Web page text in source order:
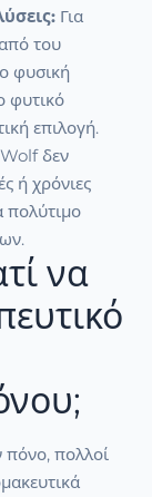
Για
του
φυσική
φυτικό
επιλογή.
δεν
ή χρόνιες
πολύτιμο
να
πόνο, πολλοί